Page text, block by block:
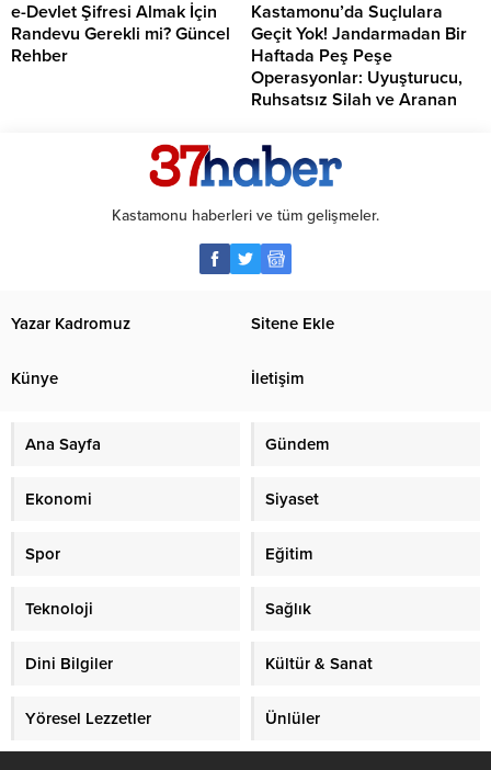
e-Devlet Şifresi Almak İçin
Randevu Gerekli mi? Güncel
Rehber
Kastamonu’da Suçlulara
Geçit Yok! Jandarmadan Bir
Haftada Peş Peşe
Operasyonlar: Uyuşturucu,
Ruhsatsız Silah ve Aranan
Kastamonu haberleri ve tüm gelişmeler.
Yazar Kadromuz Sitene Ekle
Künye İletişim
Ana Sayfa Gündem
Ekonomi Siyaset
Spor Eğitim
Teknoloji Sağlık
Dini Bilgiler Kültür & Sanat
Yöresel Lezzetler Ünlüler